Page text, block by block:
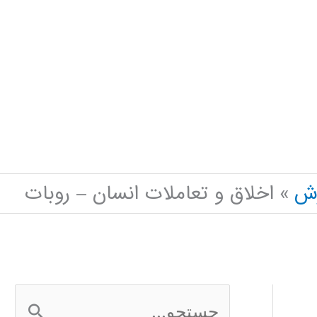
اخلاق و تعاملات انسان – روبات